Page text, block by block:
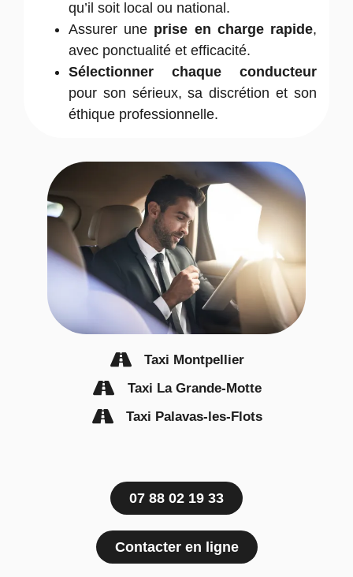
qu’il soit local ou national.
Assurer une prise en charge rapide,
avec ponctualité et efficacité.
Sélectionner chaque conducteur
pour son sérieux, sa discrétion et son
éthique professionnelle.
Taxi Montpellier
Taxi La Grande-Motte
Taxi Palavas-les-Flots
07 88 02 19 33
Contacter en ligne